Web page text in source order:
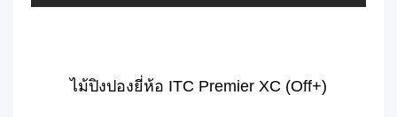
ไม้ปิงปองยี่ห้อ ITC Premier XC (Off+)